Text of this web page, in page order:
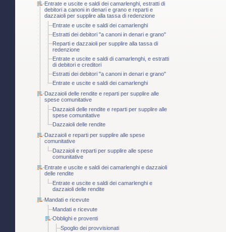
Entrate e uscite e saldi dei camarlenghi, estratti di
debitori a canoni in denari e grano e reparti e
dazzaioli per supplire alla tassa di redenzione
Entrate e uscite e saldi dei camarlenghi
Estratti dei debitori "a canoni in denari e grano"
Reparti e dazzaioli per supplire alla tassa di
redenzione
Entrate e uscite e saldi di camarlenghi, e estratti
di debitori e creditori
Estratti dei debitori "a canoni in denari e grano"
Entrate e uscite e saldi dei camarlenghi
Dazzaioli delle rendite e reparti per supplire alle
spese comunitative
Dazzaioli delle rendite e reparti per supplire alle
spese comunitative
Dazzaioli delle rendite
Dazzaioli e reparti per supplire alle spese
comunitative
Dazzaioli e reparti per supplire alle spese
comunitative
Entrate e uscite e saldi dei camarlenghi e dazzaioli
delle rendite
Entrate e uscite e saldi dei camarlenghi e
dazzaioli delle rendite
Mandati e ricevute
Mandati e ricevute
Obblighi e proventi
Spoglio dei provvisionati